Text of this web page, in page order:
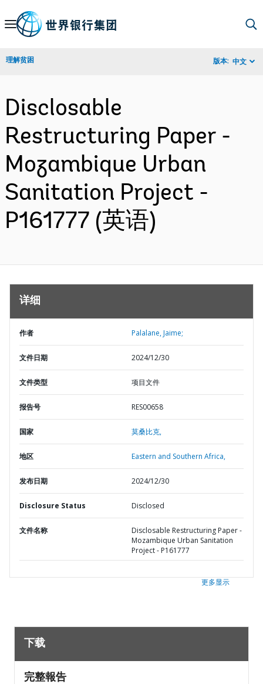
Skip
Navigation
理解贫困 版本: 中文
Disclosable
Restructuring Paper -
Mozambique Urban
Sanitation Project -
P161777 (英语)
详细
作者 Palalane, Jaime;
文件日期 2024/12/30
文件类型 项目文件
报告号 RES00658
国家 莫桑比克,
地区 Eastern and Southern Africa,
发布日期 2024/12/30
Disclosure Status Disclosed
文件名称
Disclosable Restructuring Paper -
Mozambique Urban Sanitation
Project - P161777
更多显示
下载
完整報告